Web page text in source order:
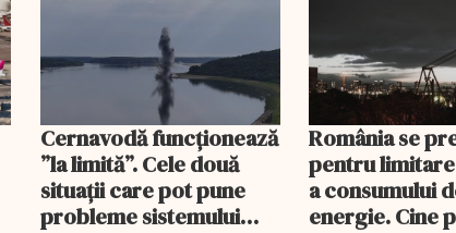
Cernavodă funcționează
”la limită”. Cele două
situații care pot pune
probleme sistemului
România se
pentru
a consumului
energie. Cine